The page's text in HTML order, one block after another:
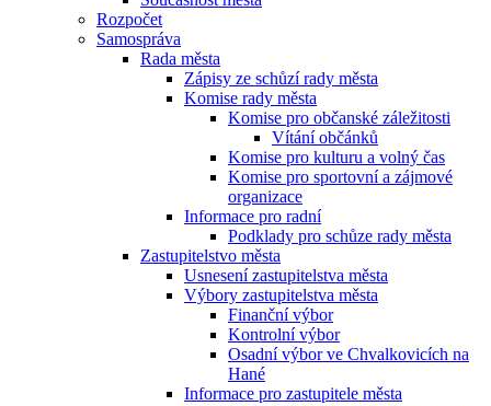
Rozpočet
Samospráva
Rada města
Zápisy ze schůzí rady města
Komise rady města
Komise pro občanské záležitosti
Vítání občánků
Komise pro kulturu a volný čas
Komise pro sportovní a zájmové
organizace
Informace pro radní
Podklady pro schůze rady města
Zastupitelstvo města
Usnesení zastupitelstva města
Výbory zastupitelstva města
Finanční výbor
Kontrolní výbor
Osadní výbor ve Chvalkovicích na
Hané
Informace pro zastupitele města